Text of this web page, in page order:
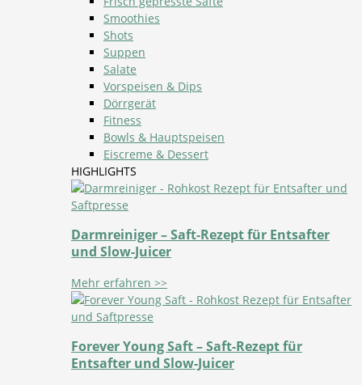
Smoothies
Shots
Suppen
Salate
Vorspeisen & Dips
Dörrgerät
Fitness
Bowls & Hauptspeisen
Eiscreme & Dessert
HIGHLIGHTS
Darmreiniger – Saft-Rezept für Entsafter
und Slow-Juicer
Mehr erfahren >>
Forever Young Saft – Saft-Rezept für
Entsafter und Slow-Juicer